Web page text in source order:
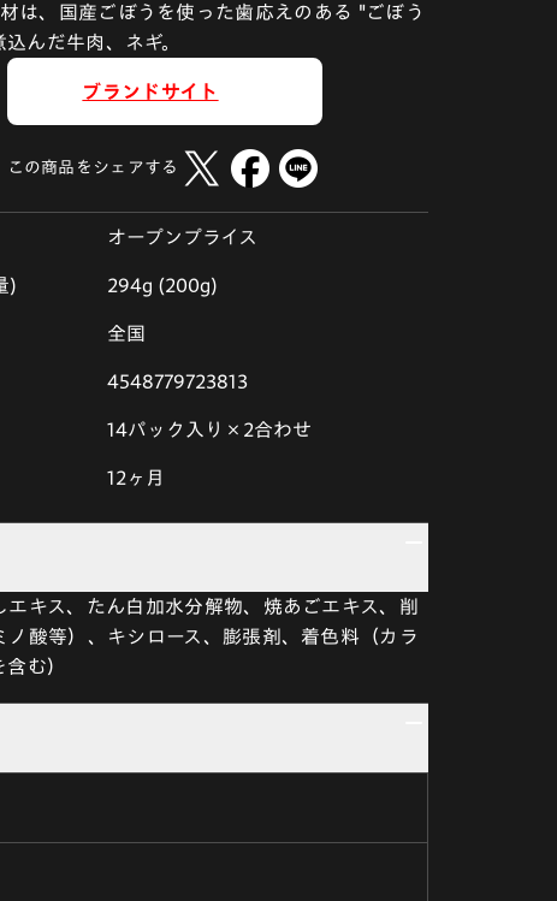
は、国産ごぼうを使った歯応えのある "ごぼう
んだ牛肉、ネギ。
ブランドサイト
この商品をシェアする
オープンプライス
) 294g (200g)
全国
4548779723813
14パック入り×2合わせ
12ヶ月
キス、たん白加水分解物、焼あごエキス、削
酸等）、キシロース、膨張剤、着色料（カラ
む）